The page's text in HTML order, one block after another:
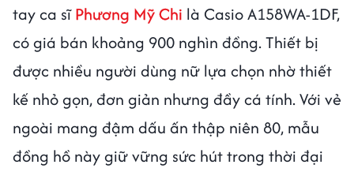
tay ca sĩPhương Mỹ Chi là Casio A158WA-1DF,
có giá bán khoảng 900 nghìn đồng. Thiết bị
được nhiều người dùng nữ lựa chọn nhờ thiết
kế nhỏ gọn, đơn giản nhưng đầy cá tính. Với vẻ
ngoài mang đậm dấu ấn thập niên 80, mẫu
đồng hồ này giữ vững sức hút trong thời đại